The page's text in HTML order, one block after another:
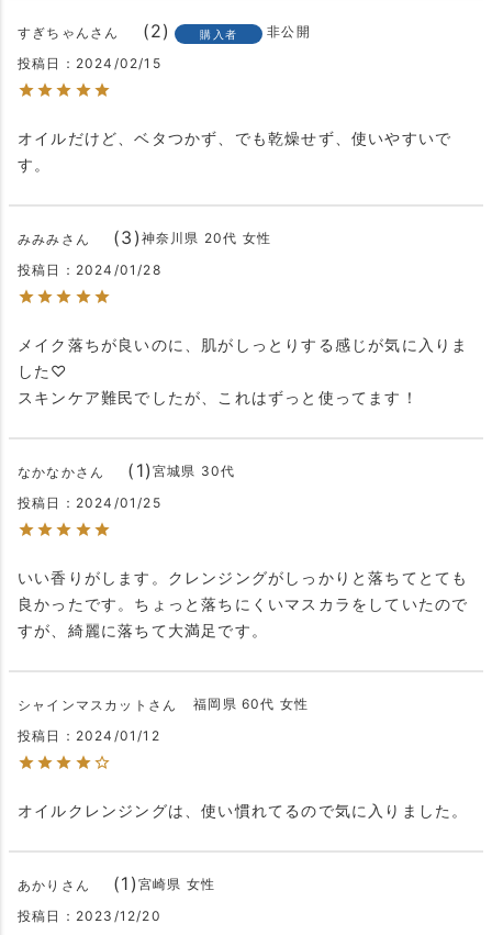
すぎちゃん 2 購入者
非公開
投稿日
2024/02/15
オイルだけど、ベタつかず、でも乾燥せず、使いやすいで
す。
みみみ 3 神奈川県 20代 女性
投稿日
2024/01/28
メイク落ちが良いのに、肌がしっとりする感じが気に入りま
した♡
スキンケア難民でしたが、これはずっと使ってます！
なかなか 1 宮城県 30代
投稿日
2024/01/25
いい香りがします。クレンジングがしっかりと落ちてとても
良かったです。ちょっと落ちにくいマスカラをしていたので
すが、綺麗に落ちて大満足です。
シャインマスカット 福岡県 60代 女性
投稿日
2024/01/12
オイルクレンジングは、使い慣れてるので気に入りました。
あかり 1 宮崎県 女性
投稿日
2023/12/20